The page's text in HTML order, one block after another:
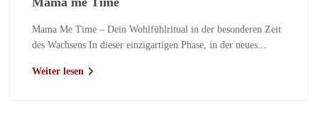
Mama Me Time – Dein Wohlfühlritual in der besonderen Zeit
des Wachsens In dieser einzigartigen Phase, in der neues...
Weiter lesen